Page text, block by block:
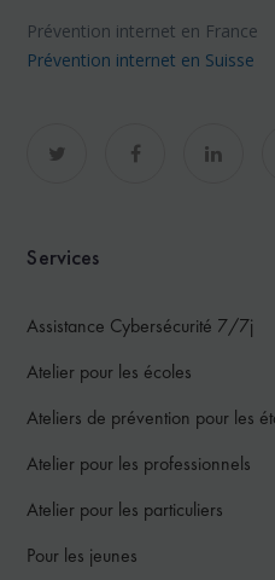
Prévention internet en France
Prévention internet en Suisse
Services
Assistance Cybersécurité 7/7j
Atelier pour les écoles
Ateliers de prévention pour les
Atelier pour les professionnels
Atelier pour les particuliers
Pour les jeunes